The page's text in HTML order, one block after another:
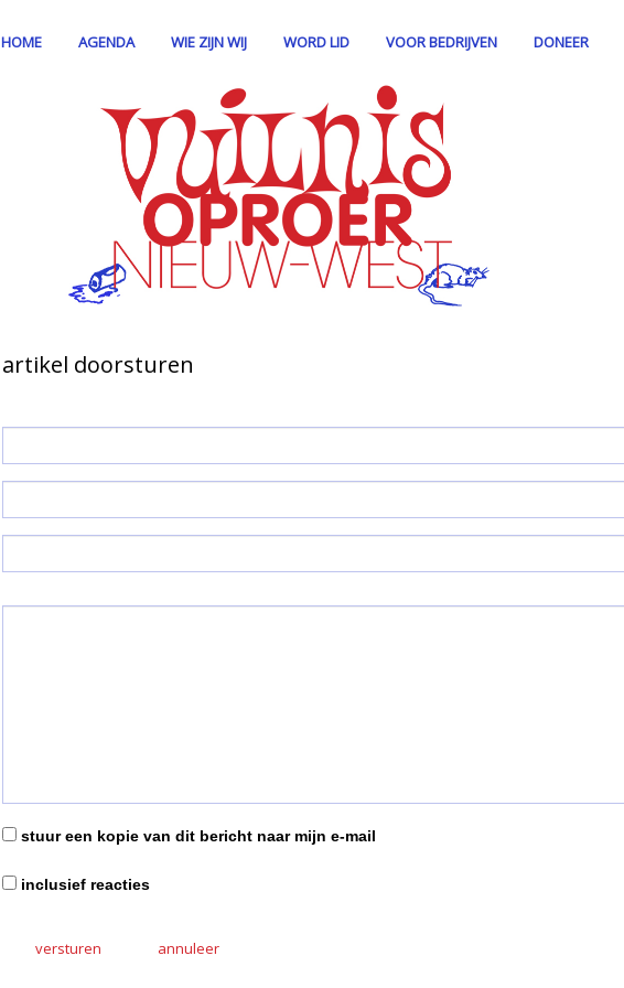
HOME AGENDA WIE ZIJN WIJ WORD LID VOOR BEDRIJVEN DONEER
artikel doorsturen
stuur een kopie van dit bericht naar mijn e-mail
inclusief reacties
versturen